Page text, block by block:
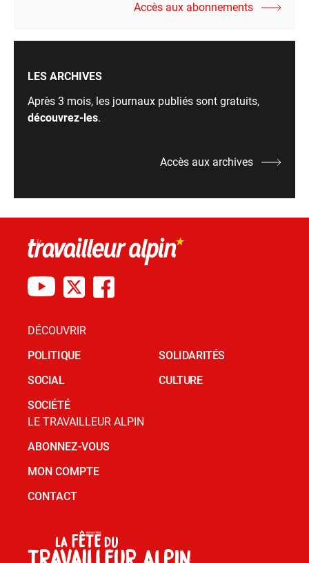
Accès aux abonnements
LES ARCHIVES
Après 3 mois, les journaux publiés sont gratuits,
découvrez-les.
Accès aux archives
DÉCOUVRIR
POLITIQUE
SOCIAL
SOCIÉTÉ
SOLIDARITÉS
CULTURE
LE TRAVAILLEUR ALPIN
ABONNEZ-VOUS
MON COMPTE
CONTACT